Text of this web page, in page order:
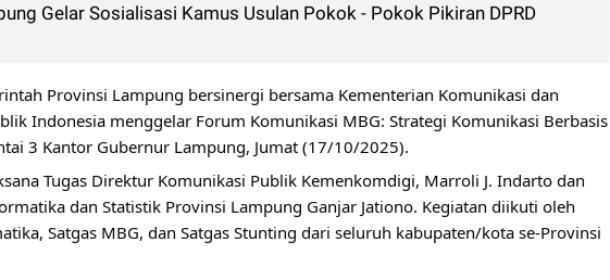
Gelar Sosialisasi Kamus Usulan Pokok - Pokok Pikiran DPRD
Provinsi Lampung bersinergi bersama Kementerian Komunikasi dan
Indonesia menggelar Forum Komunikasi MBG: Strategi Komunikasi Berbasis
3 Kantor Gubernur Lampung, Jumat (17/10/2025).
Tugas Direktur Komunikasi Publik Kemenkomdigi, Marroli J. Indarto dan
dan Statistik Provinsi Lampung Ganjar Jationo. Kegiatan diikuti oleh
Satgas MBG, dan Satgas Stunting dari seluruh kabupaten/kota se-Provinsi